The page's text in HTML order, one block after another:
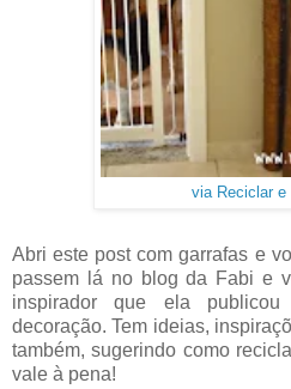
via Reciclar e
Abri este post com garrafas e
passem lá no blog da Fabi e
inspirador que ela
decoração. Tem ideias,
também, sugerindo como
vale à pena!